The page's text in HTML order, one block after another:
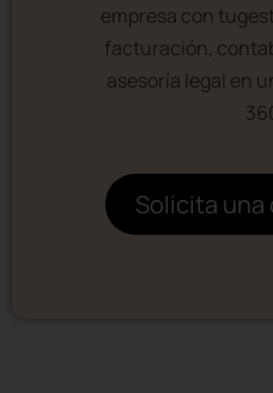
empresa con
facturación,
asesoría legal en
Solicita